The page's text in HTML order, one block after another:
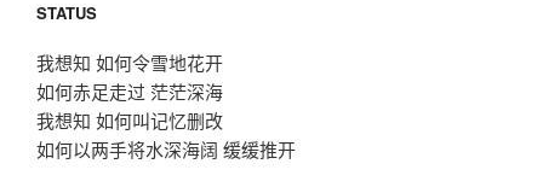
STATUS
我想知 如何令雪地花开
如何赤足走过 茫茫深海
我想知 如何叫记忆删改
如何以两手将水深海阔 缓缓推开